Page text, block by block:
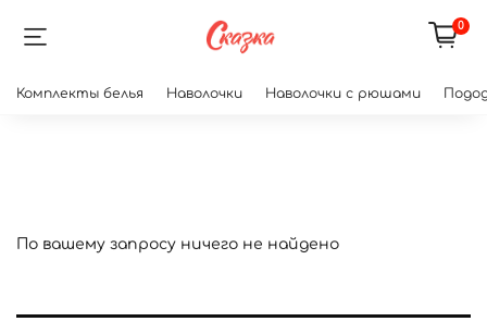
0
Комплекты белья Наволочки Наволочки с рюшами
По вашему запросу ничего не найдено